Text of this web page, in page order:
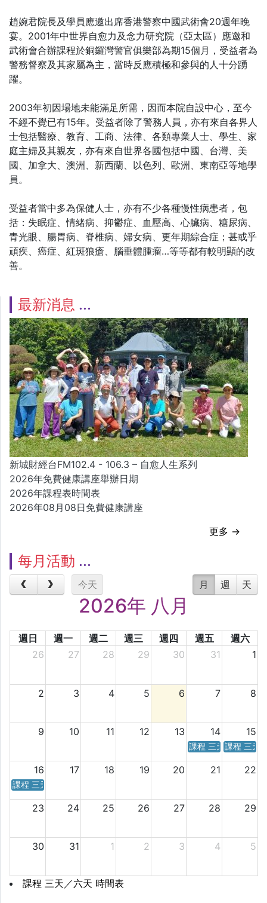
趙婉君院長及學員應邀出席香港警察中國武術會20週年晚
宴。2001年中世界自愈力及念力研究院（亞太區）應邀和
武術會合辦課程於銅鑼灣警官俱樂部為期15個月，受益者為
警務督察及其家屬為主，當時反應積極和參與的人十分踴
躍。
2003年初因場地未能滿足所需，因而本院自設中心，至今
不經不覺已有15年。受益者除了警務人員，亦有來自各界人
士包括醫療、教育、工商、法律、各類專業人士、學生、家
庭主婦及其親友，亦有來自世界各國包括中國、台灣、美
國、加拿大、澳洲、新西蘭、以色列、歐洲、東南亞等地學
員。
受益者當中多為保健人士，亦有不少各種慢性病患者，包
括：失眠症、情緒病、抑鬱症、血壓高、心臟病、糖尿病、
青光眼、腸胃病、脊椎病、婦女病、更年期綜合症；甚或乎
頑疾、癌症、紅斑狼瘡、腦垂體腫瘤…等等都有較明顯的改
善。
最新消息
新城財經台FM102.4 - 106.3 – 自愈人生系列
2026年免費健康講座舉辦日期
2026年課程表時間表
2026年08月08日免費健康講座
更多 →
每月活動
今天 月 週 天
2026年 八月
週日 週一 週二 週三 週四 週五
週六
26
27 28 29 30 31 1
2 3 4 5 6 7 8
9 10 11 12 13 14 15
課程 三天／六天 時
課程 三天
16 17 18 19 20 21 22
課程 三天／六天 時間表
23 24 25 26 27 28 29
30 31 1 2 3 4 5
課程 三天／六天 時間表